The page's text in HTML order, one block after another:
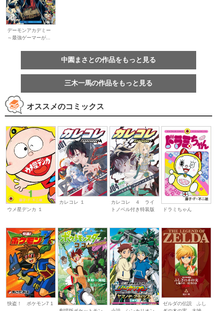
デーモンアカデミー
～最強ゲーマーが...
中園まさとの作品をもっと見る
三木一馬の作品をもっと見る
オススメのコミックス
ウメ星デンカ １
カレコレ １
カレコレ ４ ライ
トノベル付き特装版
ドラミちゃん
快盗！ ポケモン7 1
ゼルダの伝説 ふし